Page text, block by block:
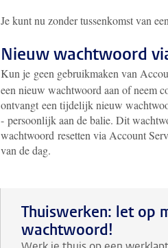
Je kunt nu zonder tussenkomst van
Nieuw wachtwoord
Kun je geen gebruikmaken van
een nieuw wachtwoord aan of neem
ontvangt een tijdelijk nieuw
- persoonlijk aan de balie. Dit
wachtwoord resetten via Account
van de dag.
Thuiswerken: let op
wachtwoord!